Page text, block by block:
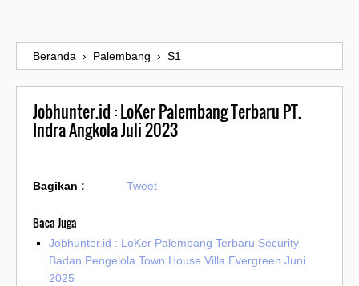
Beranda › Palembang › S1
Jobhunter.id : LoKer Palembang Terbaru PT.
Indra Angkola Juli 2023
Bagikan : Tweet
Baca Juga
Jobhunter.id : LoKer Palembang Terbaru Security
Badan Pengelola Town House Villa Evergreen Juni
2025